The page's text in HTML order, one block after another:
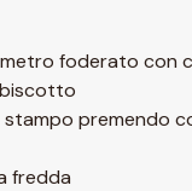
foderato con
premendo
fredda